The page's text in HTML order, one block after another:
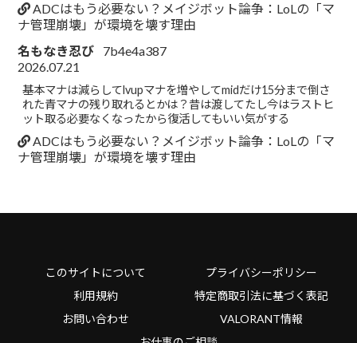
ADCはもう必要ない？メイジボット論争：LoLの「マ
ナ管理崩壊」が環境を壊す理由
名もなき忍び
7b4e4a387
2026.07.21
基本マナは減らしてlvupマナを増やしてmidだけ15分まで倒さ
れた青マナの残り取れるとかは？昔は渡してたし今はラストヒ
ット取る必要なくなったから復活してもいい気がする
ADCはもう必要ない？メイジボット論争：LoLの「マ
ナ管理崩壊」が環境を壊す理由
このサイトについて
プライバシーポリシー
利用規約
特定商取引法に基づく表記
お問い合わせ
VALORANT情報